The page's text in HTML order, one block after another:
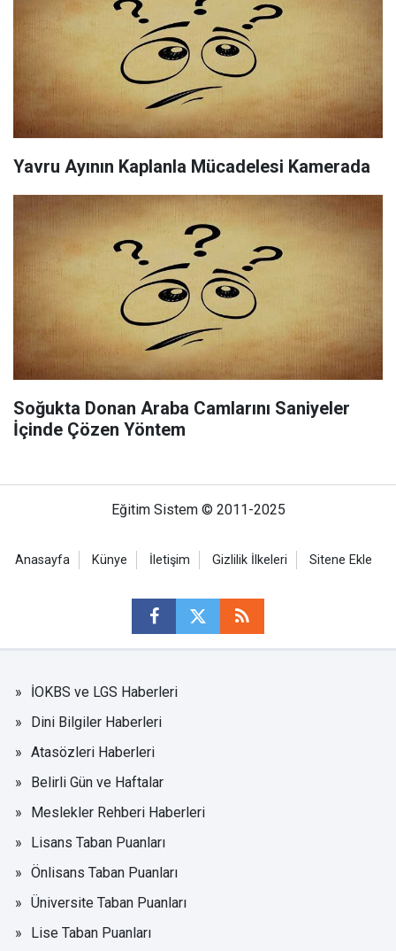
Yavru Ayının Kaplanla Mücadelesi Kamerada
Soğukta Donan Araba Camlarını Saniyeler
İçinde Çözen Yöntem
Eğitim Sistem © 2011-2025
Anasayfa Künye İletişim Gizlilik İlkeleri Sitene Ekle
İOKBS ve LGS Haberleri
Dini Bilgiler Haberleri
Atasözleri Haberleri
Belirli Gün ve Haftalar
Meslekler Rehberi Haberleri
Lisans Taban Puanları
Önlisans Taban Puanları
Üniversite Taban Puanları
Lise Taban Puanları